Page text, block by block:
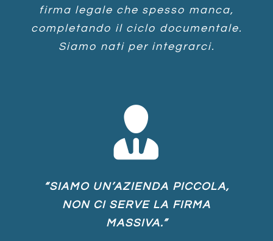
firma legale che spesso manca,
completando il ciclo documentale.
Siamo nati per integrarci.
“SIAMO UN’AZIENDA PICCOLA,
NON CI SERVE LA FIRMA
MASSIVA.”